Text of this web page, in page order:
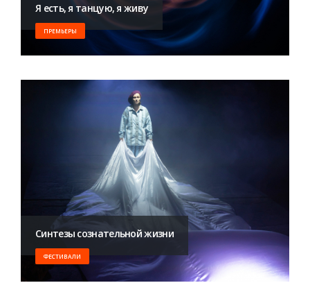
Я есть, я танцую, я живу
ПРЕМЬЕРЫ
Синтезы сознательной жизни
ФЕСТИВАЛИ